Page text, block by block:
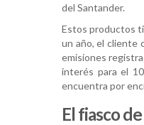
del Santander.
Estos productos
un año, el cliente
emisiones
interés para el
encuentra por
El fiasco